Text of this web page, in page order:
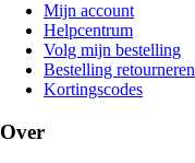
Mijn account
Helpcentrum
Volg mijn bestelling
Bestelling retourneren
Kortingscodes
Over